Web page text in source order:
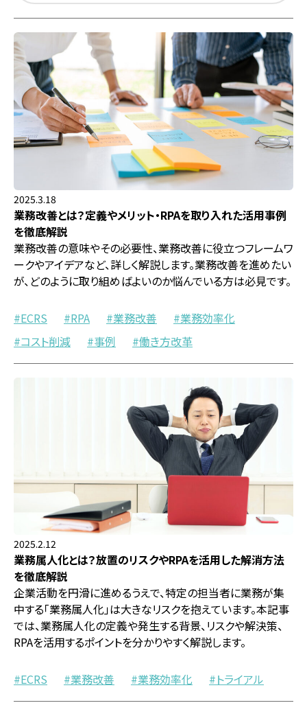
2025.3.18
業務改善とは？定義やメリット・RPAを取り入れた活用事例
を徹底解説
業務改善の意味やその必要性、業務改善に役立つフレームワ
ークやアイデアなど、詳しく解説します。業務改善を進めたい
が、どのように取り組めばよいのか悩んでいる方は必見です。
ECRS RPA 業務改善
業務効率化
コスト削減
事例 働き方改革
2025.2.12
業務属人化とは？放置のリスクやRPAを活用した解消方法
を徹底解説
企業活動を円滑に進めるうえで、特定の担当者に業務が集
中する「業務属人化」は大きなリスクを抱えています。本記事
では、業務属人化の定義や発生する背景、リスクや解決策、
RPAを活用するポイントを分かりやすく解説します。
ECRS 業務改善 業務効率化 トライアル